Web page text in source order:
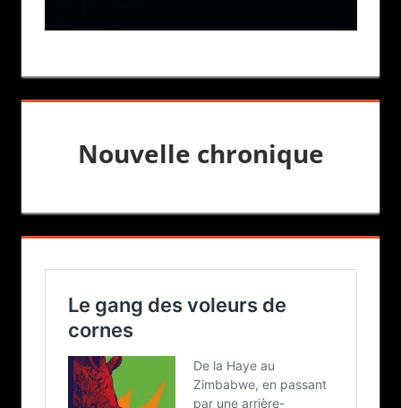
Nouvelle chronique